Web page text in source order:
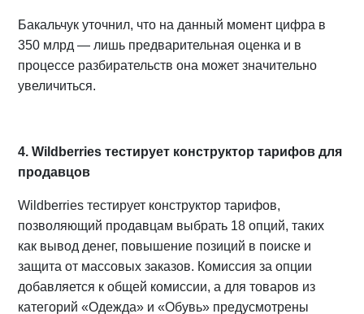
Бакальчук уточнил, что на данный момент цифра в
350 млрд — лишь предварительная оценка и в
процессе разбирательств она может значительно
увеличиться.
4. Wildberries тестирует конструктор тарифов для
продавцов
Wildberries тестирует конструктор тарифов,
позволяющий продавцам выбрать 18 опций, таких
как вывод денег, повышение позиций в поиске и
защита от массовых заказов. Комиссия за опции
добавляется к общей комиссии, а для товаров из
категорий «Одежда» и «Обувь» предусмотрены